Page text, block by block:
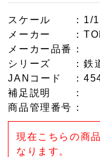
スケール
：1/
メーカー
：
メーカー品番
：
シリーズ
：鉄
JANコード
：
補足説明
：
商品管理番号 ：
現在こちらの商
なります。